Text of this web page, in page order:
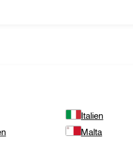
Italien
Malta